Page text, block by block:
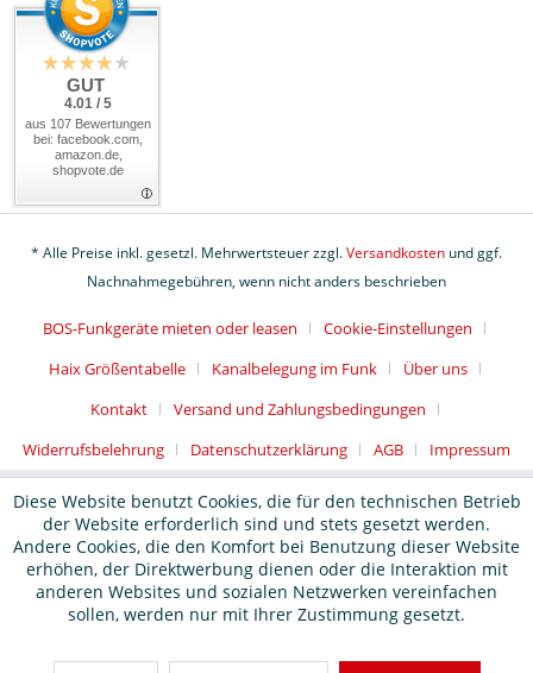
GUT
4.01 / 5
aus 107 Bewertungen
bei: facebook.com,
amazon.de,
shopvote.de
* Alle Preise inkl. gesetzl. Mehrwertsteuer zzgl.Versandkosten und ggf.
Nachnahmegebühren, wenn nicht anders beschrieben
BOS-Funkgeräte mieten oder leasen
Cookie-Einstellungen
Haix Größentabelle
Kanalbelegung im Funk
Über uns
Kontakt
Versand und Zahlungsbedingungen
Widerrufsbelehrung
Datenschutzerklärung AGB Impressum
Diese Website benutzt Cookies, die für den technischen Betrieb
der Website erforderlich sind und stets gesetzt werden.
Andere Cookies, die den Komfort bei Benutzung dieser Website
erhöhen, der Direktwerbung dienen oder die Interaktion mit
anderen Websites und sozialen Netzwerken vereinfachen
sollen, werden nur mit Ihrer Zustimmung gesetzt.